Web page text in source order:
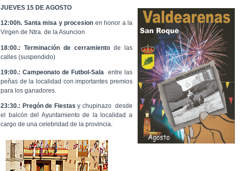
JUEVES 15 DE AGOSTO
12:00h. Santa misa y procesion en honor a la
Virgen de Ntra. de la Asuncion
18:00.: Terminación de cerramiento de las
calles (suspendido)
19:00.: Campeonato de Futbol-Sala entre las
peñas de la localidad con importantes premios
para los ganadores.
23:30.: Pregón de Fiestasy chupinazo desde
el balcón del Ayuntamiento de la localidad a
cargo de una celebridad de la provincia.